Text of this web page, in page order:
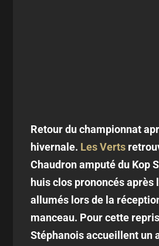
Retour du championnat
hivernale. Les Verts
Chaudron amputé du Kop
huis clos prononcés après
allumés lors de la
manceau. Pour cette
Stéphanois accueillent un